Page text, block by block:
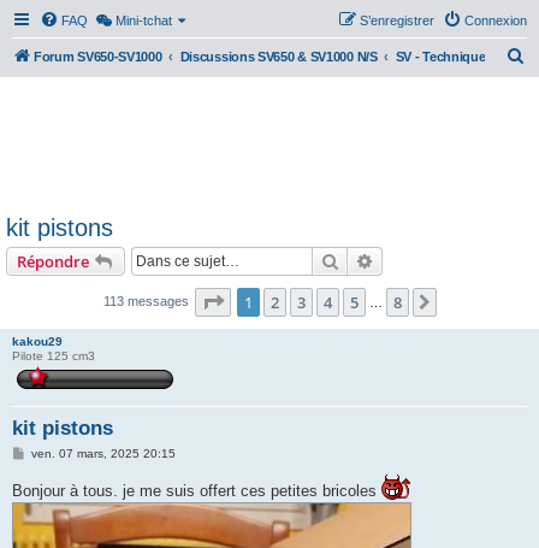
FAQ Mini-tchat Connexion
S’enregistrer
Forum SV650-SV1000 Discussions SV650 & SV1000 N/S SV - Technique
kit pistons
Répondre Rechercher
113 messages Page 1sur8
1 2 3 4 5 8
kakou29
Pilote 125 cm3
kit pistons
M
s
a
g
e
ven. 07 mars, 2025 20:15
Bonjour à tous. je me suis offert ces petites bricoles